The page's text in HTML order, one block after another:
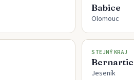
Babice
Olomouc
STEJNÝ KRAJ
Jeseník